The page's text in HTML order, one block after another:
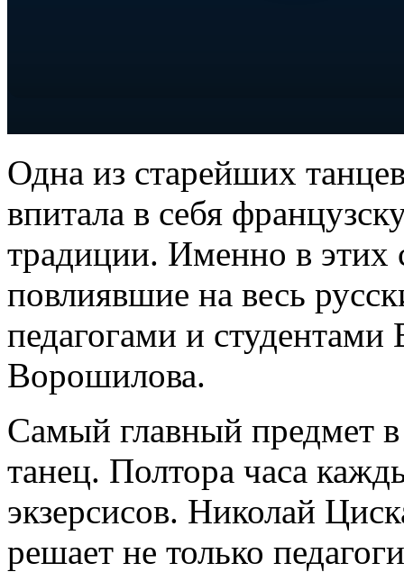
Одна из старейших
впитала в себя
традиции. Именно в этих
повлиявшие на весь
педагогами и студентами
Ворошилова.
Самый главный предмет
танец. Полтора часа
экзерсисов. Николай
решает не только